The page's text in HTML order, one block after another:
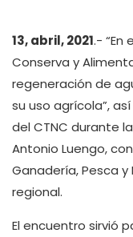
13, abril, 2021.- “En
Conserva y
regeneración de
su uso agrícola”,
del CTNC durante
Antonio Luengo,
Ganadería, Pesca
regional.
El encuentro sirvió